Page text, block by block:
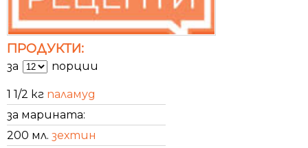
ПРОДУКТИ:
за порции
1 1/2 кг паламуд
за марината:
200 мл. зехтин